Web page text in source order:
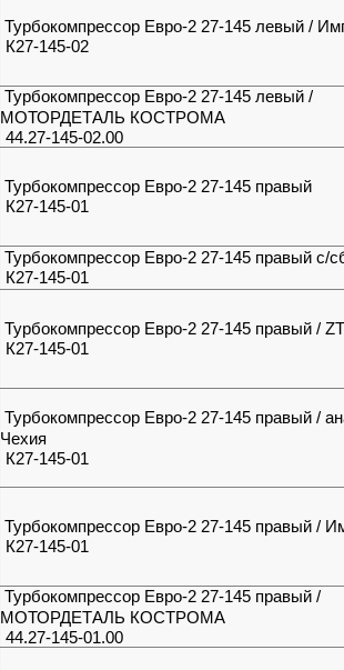
Турбокомпрессор Евро-2 27-145 левый /
К27-145-02
Турбокомпрессор Евро-2 27-145 левый /
МОТОРДЕТАЛЬ КОСТРОМА
44.27-145-02.00
Турбокомпрессор Евро-2 27-145 правый
К27-145-01
Турбокомпрессор Евро-2 27-145 правый с/
К27-145-01
Турбокомпрессор Евро-2 27-145 правый /
К27-145-01
Турбокомпрессор Евро-2 27-145 правый /
Чехия
К27-145-01
Турбокомпрессор Евро-2 27-145 правый /
К27-145-01
Турбокомпрессор Евро-2 27-145 правый /
МОТОРДЕТАЛЬ КОСТРОМА
44.27-145-01.00